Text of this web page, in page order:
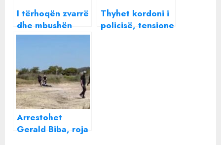
I tërhoqën zvarrë
dhe mbushën
furgonët, policia
hetim
Thyhet kordoni i
policisë, tensione
Arrestohet
Gerald Biba, roja